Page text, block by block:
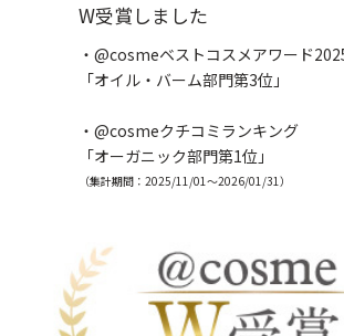
W受賞しました
・@cosmeベストコスメアワード
「オイル・バーム部門第3位」
・@cosmeクチコミランキング
「オーガニック部門第1位」
（集計期間：2025/11/01～2026/01/31）